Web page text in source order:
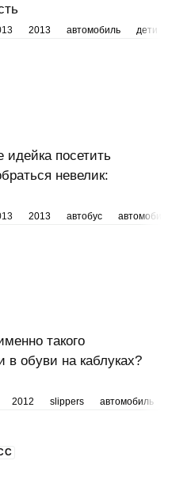
2013 автомобиль дети
идейка посетить
невелик:
2013 автобус автомобиль
такого
в обуви на каблуках?
2012 slippers автомобиль